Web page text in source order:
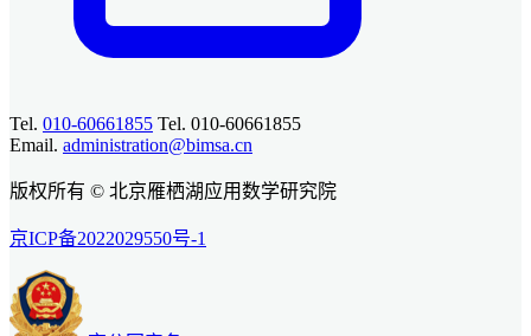
Tel. 010-60661855 Tel. 010-60661855
Email. administration@bimsa.cn
版权所有 © 北京雁栖湖应用数学研究院
京ICP备2022029550号-1